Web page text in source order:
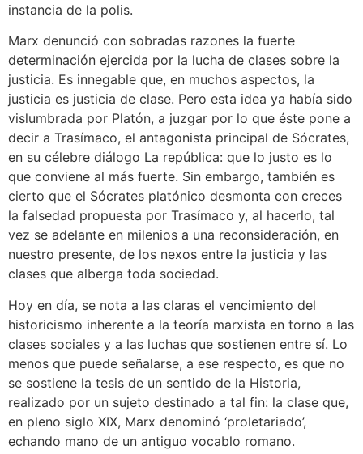
instancia de la polis.
Marx denunció con sobradas razones la fuerte
determinación ejercida por la lucha de clases sobre la
justicia. Es innegable que, en muchos aspectos, la
justicia es justicia de clase. Pero esta idea ya había sido
vislumbrada por Platón, a juzgar por lo que éste pone a
decir a Trasímaco, el antagonista principal de Sócrates,
en su célebre diálogo La república: que lo justo es lo
que conviene al más fuerte. Sin embargo, también es
cierto que el Sócrates platónico desmonta con creces
la falsedad propuesta por Trasímaco y, al hacerlo, tal
vez se adelante en milenios a una reconsideración, en
nuestro presente, de los nexos entre la justicia y las
clases que alberga toda sociedad.
Hoy en día, se nota a las claras el vencimiento del
historicismo inherente a la teoría marxista en torno a las
clases sociales y a las luchas que sostienen entre sí. Lo
menos que puede señalarse, a ese respecto, es que no
se sostiene la tesis de un sentido de la Historia,
realizado por un sujeto destinado a tal fin: la clase que,
en pleno siglo XIX, Marx denominó ‘proletariado’,
echando mano de un antiguo vocablo romano.